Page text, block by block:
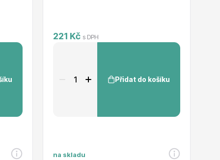
221 Kč s DPH
Přidat do košíku
na skladu